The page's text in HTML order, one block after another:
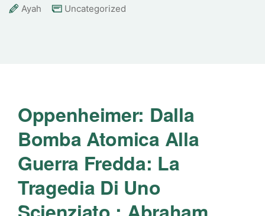
Ayah Uncategorized
Oppenheimer: Dalla
Bomba Atomica Alla
Guerra Fredda: La
Tragedia Di Uno